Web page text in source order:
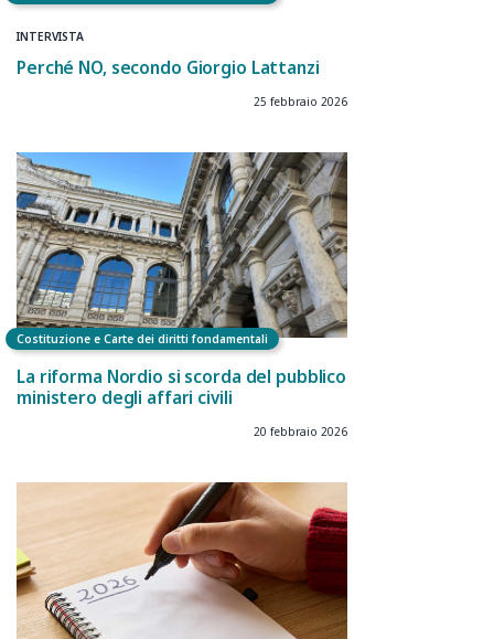
INTERVISTA
Perché NO, secondo Giorgio Lattanzi
25 febbraio 2026
Costituzione e Carte dei diritti fondamentali
La riforma Nordio si scorda del pubblico
ministero degli affari civili
20 febbraio 2026